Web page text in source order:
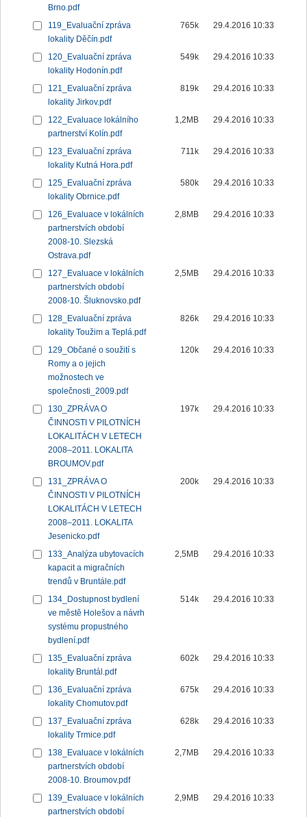
Brno.pdf
119_Evaluační zpráva
lokality Děčín.pdf
765k 29.4.2016 10:33
120_Evaluační zpráva
lokality Hodonín.pdf
549k 29.4.2016 10:33
121_Evaluační zpráva
lokality Jirkov.pdf
819k 29.4.2016 10:33
122_Evaluace lokálního
partnerství Kolín.pdf
1,2MB 29.4.2016 10:33
123_Evaluační zpráva
lokality Kutná Hora.pdf
711k 29.4.2016 10:33
125_Evaluační zpráva
lokality Obrnice.pdf
580k 29.4.2016 10:33
126_Evaluace v lokálních
partnerstvích období
2008-10. Slezská
Ostrava.pdf
2,8MB 29.4.2016 10:33
127_Evaluace v lokálních
partnerstvích období
2008-10. Šluknovsko.pdf
2,5MB 29.4.2016 10:33
128_Evaluační zpráva
lokality Toužim a Teplá.pdf
826k 29.4.2016 10:33
129_Občané o soužití s
Romy a o jejich
možnostech ve
společnosti_2009.pdf
120k 29.4.2016 10:33
130_ZPRÁVA O
ČINNOSTI V PILOTNÍCH
LOKALITÁCH V LETECH
2008–2011. LOKALITA
BROUMOV.pdf
197k 29.4.2016 10:33
131_ZPRÁVA O
ČINNOSTI V PILOTNÍCH
LOKALITÁCH V LETECH
2008–2011. LOKALITA
Jesenicko.pdf
200k 29.4.2016 10:33
133_Analýza ubytovacích
kapacit a migračních
trendů v Bruntále.pdf
2,5MB 29.4.2016 10:33
134_Dostupnost bydlení
ve městě Holešov a návrh
systému propustného
bydlení.pdf
514k 29.4.2016 10:33
135_Evaluační zpráva
lokality Bruntál.pdf
602k 29.4.2016 10:33
136_Evaluační zpráva
lokality Chomutov.pdf
675k 29.4.2016 10:33
137_Evaluační zpráva
lokality Trmice.pdf
628k 29.4.2016 10:33
138_Evaluace v lokálních
partnerstvích období
2008-10. Broumov.pdf
2,7MB 29.4.2016 10:33
139_Evaluace v lokálních
partnerstvích období
2,9MB 29.4.2016 10:33